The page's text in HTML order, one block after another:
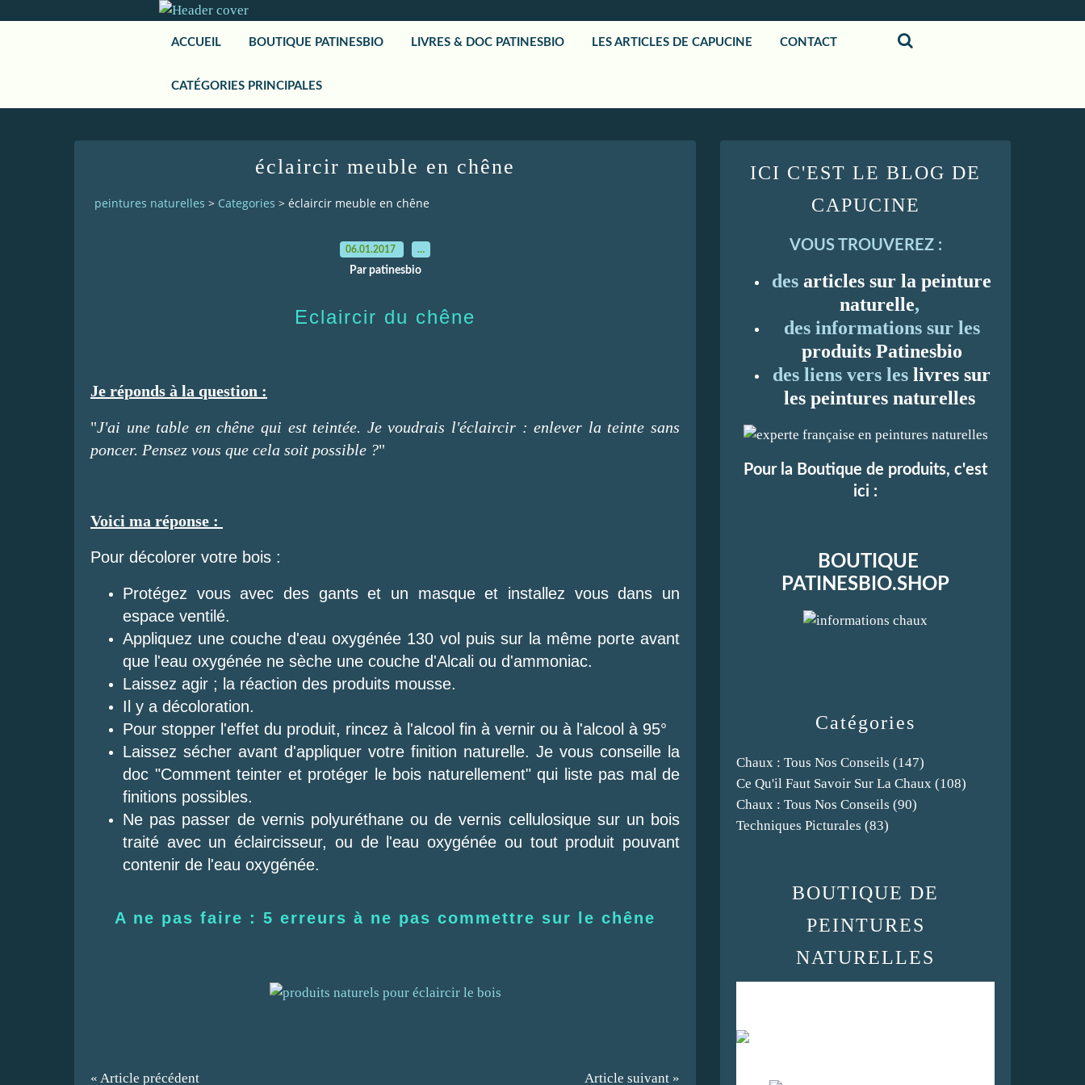
ACCUEIL BOUTIQUE PATINESBIO LIVRES & DOC PATINESBIO LES ARTICLES DE CAPUCINE CONTACT
CATÉGORIES PRINCIPALES
éclaircir meuble en chêne
peintures naturelles > Categories > éclaircir meuble en chêne
06.01.2017 …
Par patinesbio
Eclaircir du chêne
Je réponds à la question :
"J'ai une table en chêne qui est teintée. Je voudrais l'éclaircir : enlever la teinte sans
poncer. Pensez vous que cela soit possible ?"
Voici ma réponse :
Pour décolorer votre bois :
Protégez vous avec des gants et un masque et installez vous dans un
espace ventilé.
Appliquez une couche d'eau oxygénée 130 vol puis sur la même porte avant
que l'eau oxygénée ne sèche une couche d'Alcali ou d'ammoniac.
Laissez agir ; la réaction des produits mousse.
Il y a décoloration.
Pour stopper l'effet du produit, rincez à l'alcool fin à vernir ou à l'alcool à 95°
Laissez sécher avant d'appliquer votre finition naturelle. Je vous conseille la
doc "Comment teinter et protéger le bois naturellement" qui liste pas mal de
finitions possibles.
Ne pas passer de vernis polyuréthane ou de vernis cellulosique sur un bois
traité avec un éclaircisseur, ou de l'eau oxygénée ou tout produit pouvant
contenir de l'eau oxygénée.
A ne pas faire : 5 erreurs à ne pas commettre sur le chêne
« Article précédent Article suivant »
Catégories
Chaux : Tous Nos Conseils (147)
Ce Qu'il Faut Savoir Sur La Chaux (108)
Chaux : Tous Nos Conseils (90)
Techniques Picturales (83)
ICI C'EST LE BLOG DE
CAPUCINE
VOUS TROUVEREZ :
des articles sur la peinture
naturelle,
des informations sur les
produits Patinesbio
des liens vers les livres sur
les peintures naturelles
Pour la Boutique de produits, c'est
ici :
BOUTIQUE
PATINESBIO.SHOP
BOUTIQUE DE
PEINTURES
NATURELLES